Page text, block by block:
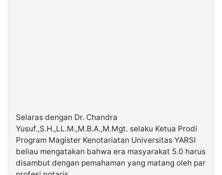
Selaras dengan Dr. Chandra
Yusuf.,S.H.,LL.M.,M.B.A.,M.Mgt. selaku Ketua Prodi
Program Magister Kenotariatan Universitas YARSI
beliau mengatakan bahwa era masyarakat 5.0 harus
disambut dengan pemahaman yang matang oleh par